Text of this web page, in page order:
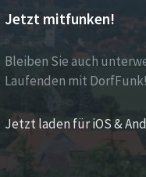
Jetzt mitfunken!
Bleiben Sie auch
Laufenden mit DorfFunk!
Jetzt laden für iOS &